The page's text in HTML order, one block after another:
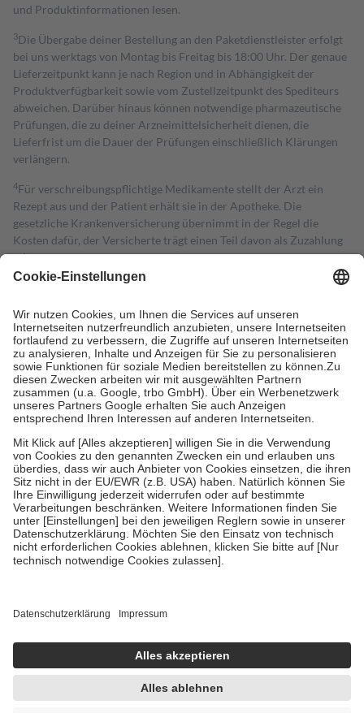
und Produktinformationen lesen.
3Die Übergabe deiner Bestellung an den Paketdienstleister erfolgt
bei uns werktags von Montag bis Freitag bis 18:00 Uhr. Der genaue
Lieferzeitpunkt kann je nach Region und in Abhängigkeit der
Produktverfügbarkeit sowie vom Zustellzeitpunkt des Spediteurs
abweichen. Darüber hinaus können notwendige pharmazeutische
Prüfungen, die zu deiner Arzneimittelsicherheit dienen, die
Lieferfrist um die Dauer der Prüfungen einschließlich Klärungen
verlängern.
4Für verschreibungspflichtige Medikamente stellt der Arzt ein
Rezept aus und der Patient erhält sie in der Apotheke. Die
gesetzliche Krankenversicherung übernimmt in der Regel die
Kosten dafür, der Versicherte trägt einen Teil davon als Zuzahlung
mit.
Grundsätzlich leisten Mitglieder Zuzahlungen in Höhe von zehn
höchstens zehn Euro.
Es sind jedoch nie mehr als die tatsächlichen
Kosten der Leistung zu entrichten.
Diese Regeln gelten grundsätzlich auch für Online-Apotheken.
Bei Heilmitteln und häuslicher Krankenpflege beträgt die
Zuzahlung zehn Prozent der Kosten sowie zehn Euro je
Verordnung.
Um das Engagement der Versicherten für ihre eigene Gesundheit zu
stärken und die besondere Stellung der Familie zu unterstützen,
fallenkeine Zuzahlungenan bei:
• Kindern und Jugendlichen bis zum vollendeten 18. Lebensjahr
mit Ausnahme der Fahrkosten
• Untersuchungen zur Vorsorge und Früherkennung, die von der
GKV getragen werden
• empfohlenen Schutzimpfungen
• Harn- und Blutteststreifen
getroffen, um sicherzustellen, dass es sich um echte Bewertungen
https://help.etrusted.com/hc/de/articles/4419944605341
Einige Bilder und Inhalte wurden unter Zuhilfenahme künstlicher